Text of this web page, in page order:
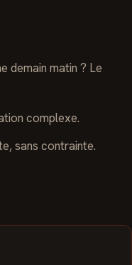
demain matin ? Le
complexe.
sans contrainte.